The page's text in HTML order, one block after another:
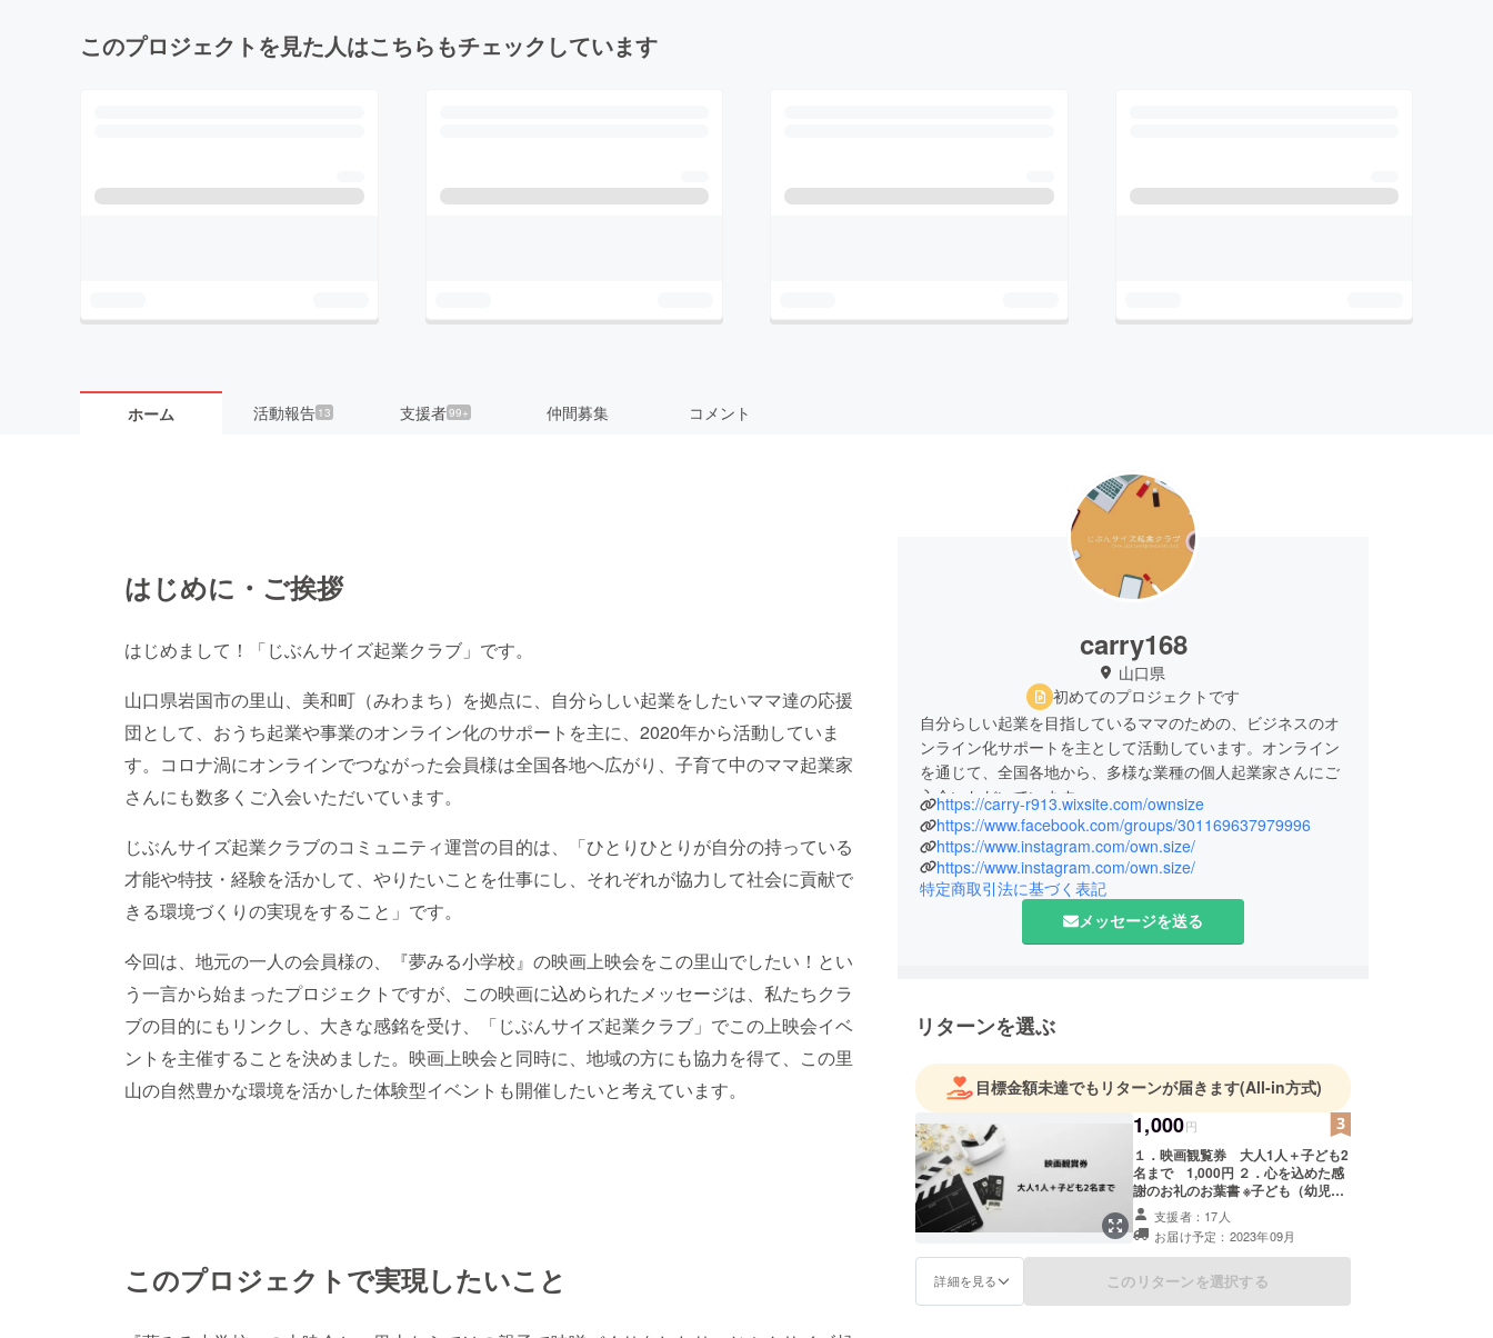
このプロジェクトを見た人はこちらもチェックしています
ホーム 活動報告 13 支援者99+ 仲間募集 コメント
はじめに・ご挨拶
はじめまして！「じぶんサイズ起業クラブ」です。
山口県岩国市の里山、美和町（みわまち）を拠点に、自分らしい起業をしたいママ達の応援
団として、おうち起業や事業のオンライン化のサポートを主に、2020年から活動していま
す。コロナ渦にオンラインでつながった会員様は全国各地へ広がり、子育て中のママ起業家
さんにも数多くご入会いただいています。
じぶんサイズ起業クラブのコミュニティ運営の目的は、「ひとりひとりが自分の持っている
才能や特技・経験を活かして、やりたいことを仕事にし、それぞれが協力して社会に貢献で
きる環境づくりの実現をすること」です。
今回は、地元の一人の会員様の、『夢みる小学校』の映画上映会をこの里山でしたい！とい
う一言から始まったプロジェクトですが、この映画に込められたメッセージは、私たちクラ
ブの目的にもリンクし、大きな感銘を受け、「じぶんサイズ起業クラブ」でこの上映会イベ
ントを主催することを決めました。映画上映会と同時に、地域の方にも協力を得て、この里
山の自然豊かな環境を活かした体験型イベントも開催したいと考えています。
このプロジェクトで実現したいこと
carry168
山口県
初めてのプロジェクトです
自分らしい起業を目指しているママのための、ビジネスのオ
ンライン化サポートを主として活動しています。オンライン
を通じて、全国各地から、多様な業種の個人起業家さんにご
入会いただいています。
じぶんサイズ起業クラブのコミュニティ運営の目的は、「ひ
とりひとりが自分の持っている才能や特技・経験を活かし
て、やりたいことを仕事にし、それぞれが協力して社会に貢
献できる環境づくりの実現をすること」です。
この映画上映会を通して、私たちも、子ども達と一緒に、夢
を描き、夢を語れる大人として、活動にご賛同いただける皆
https://carry-r913.wixsite.com/ownsize
https://www.facebook.com/groups/301169637979996
https://www.instagram.com/own.size/
https://www.instagram.com/own.size/
特定商取引法に基づく表記
メッセージを送る
リターンを選ぶ
目標金額未達でもリターンが届きます(All-in方式)
1,000円
１．映画観覧券 大人1人＋子ども2
名まで 1,000円 ２．心を込めた感
謝のお礼のお葉書 ※子ども（幼児～
高校生まで） ※備考欄には、座席を
必要とするお子様の人数をご記入く
ださい。
支援者：17人
お届け予定：2023年09月
詳細を見る このリターンを選択する